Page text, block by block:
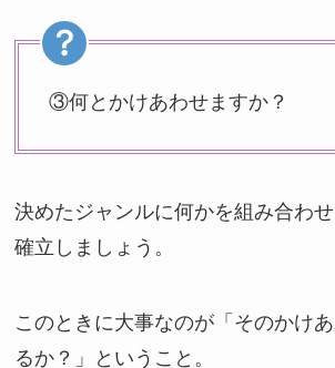
③何とかけあわせますか？
決めたジャンルに何かを組み合わ
確立しましょう。
このときに大事なのが「そのかけ
るか？」ということ。